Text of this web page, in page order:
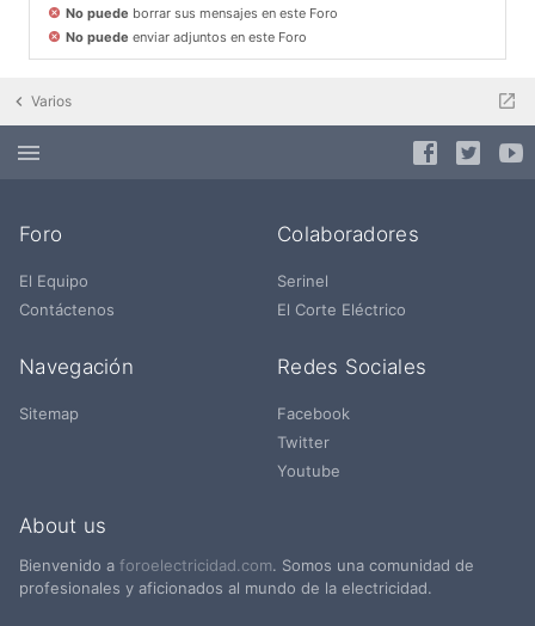
No puede borrar sus mensajes en este Foro
No puede enviar adjuntos en este Foro
Varios
Foro
El Equipo
Contáctenos
Colaboradores
Serinel
El Corte Eléctrico
Navegación
Sitemap
Redes Sociales
Facebook
Twitter
Youtube
About us
Bienvenido a foroelectricidad.com. Somos una comunidad de
profesionales y aficionados al mundo de la electricidad.